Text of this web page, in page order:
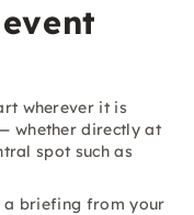
wherever it is
whether directly at
spot such as
a briefing from your